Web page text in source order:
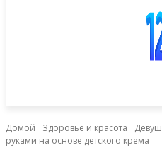
Домой Здоровье и красота
руками на основе детского крема